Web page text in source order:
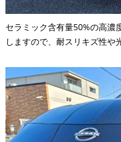
セラミック含有量50%の高濃
しますので、耐スリキズ性や